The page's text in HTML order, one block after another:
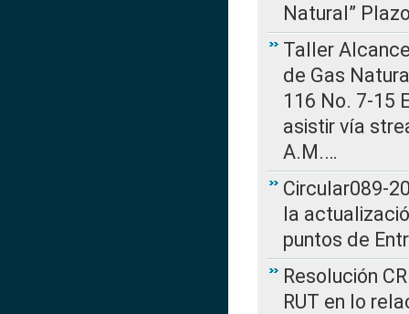
Natural”
Taller
de Gas
116 No. 7-15
asistir vía
A.M.…
Circular089-
la
puntos de
Resolución
RUT en lo